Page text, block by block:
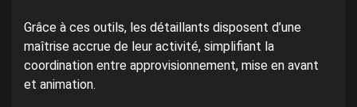
Grâce à ces outils, les détaillants disposent d’une
maîtrise accrue de leur activité, simplifiant la
coordination entre approvisionnement, mise en avant
et animation.